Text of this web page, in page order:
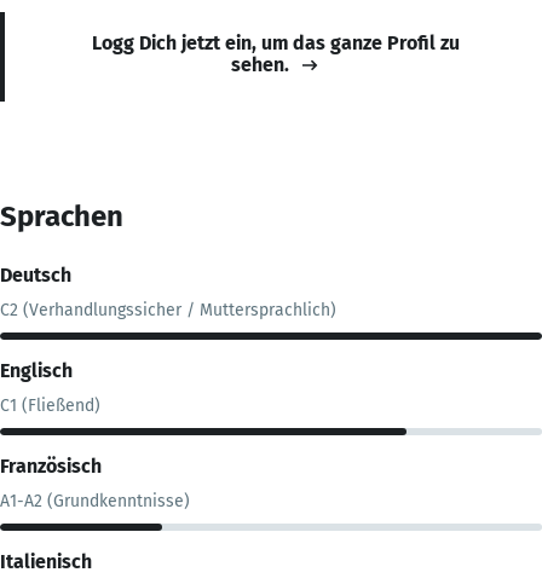
Logg Dich jetzt ein, um das ganze Profil zu
sehen.
Sprachen
Deutsch
C2 (Verhandlungssicher / Muttersprachlich)
Englisch
C1 (Fließend)
Französisch
A1-A2 (Grundkenntnisse)
Italienisch